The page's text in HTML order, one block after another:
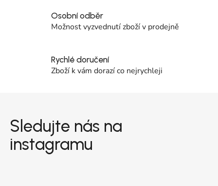
Osobní odběr
Možnost vyzvednutí zboží v prodejně
Rychlé doručení
Zboží k vám dorazí co nejrychleji
Sledujte nás na
instagramu